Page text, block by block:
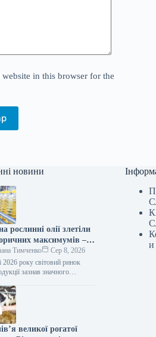
in this browser for the
новини
рослинні олії злетіли
максимумів –
FAOТимченко
Сер 8, 2026
2026 року світовий ринок
зазнав значного
та
організації
великої рогатої
и